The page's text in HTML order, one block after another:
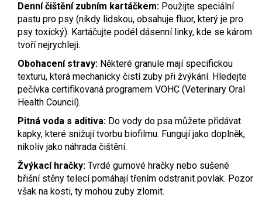
Denní čištění zubním kartáčkem: Použijte speciální
pastu pro psy (nikdy lidskou, obsahuje fluor, který je pro
psy toxický). Kartáčujte podél dásenní linky, kde se károm
tvoří nejrychleji.
Obohacení stravy: Některé granule mají specifickou
texturu, která mechanicky čistí zuby při žvýkání. Hledejte
pečívka certifikovaná programem VOHC (Veterinary Oral
Health Council).
Pitná voda s aditiva: Do vody do psa můžete přidávat
kapky, které snižují tvorbu biofilmu. Fungují jako doplněk,
nikoliv jako náhrada čištění.
Žvýkací hračky: Tvrdé gumové hračky nebo sušené
břišní stěny telecí pomáhají třením odstranit povlak. Pozor
však na kosti, ty mohou zuby zlomit.